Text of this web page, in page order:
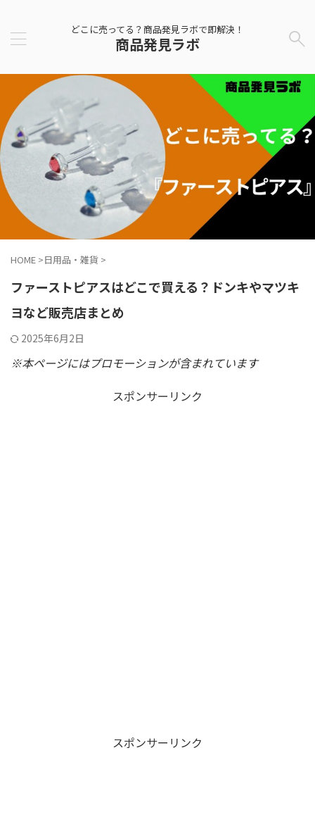
どこに売ってる？商品発見ラボで即解決！
商品発見ラボ
HOME >日用品・雑貨 >
ファーストピアスはどこで買える？ドンキやマツキ
ヨなど販売店まとめ
2025年6月2日
※本ページにはプロモーションが含まれています
スポンサーリンク
スポンサーリンク